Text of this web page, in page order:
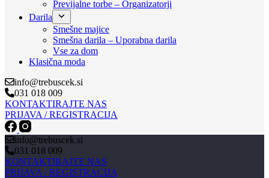
Previjalne torbe – Organizatorji
Darila
Smešne majice
Smešna darila – Uporabna darila
Vse za dom
Klasična moda
info@trebuscek.si
031 018 009
KONTAKTIRAJTE NAS
PRIJAVA / REGISTRACIJA
info@trebuscek.si
031 018 009
KONTAKTIRAJTE NAS
PRIJAVA / REGISTRACIJA